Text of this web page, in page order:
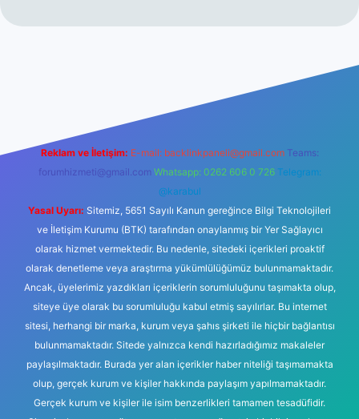
Reklam ve İletişim: E-mail: backlinkpaneli@gmail.com Teams:
forumhizmeti@gmail.com Whatsapp: 0262 606 0 726 Telegram:
@karabul
Yasal Uyarı: Sitemiz, 5651 Sayılı Kanun gereğince Bilgi Teknolojileri
ve İletişim Kurumu (BTK) tarafından onaylanmış bir Yer Sağlayıcı
olarak hizmet vermektedir. Bu nedenle, sitedeki içerikleri proaktif
olarak denetleme veya araştırma yükümlülüğümüz bulunmamaktadır.
Ancak, üyelerimiz yazdıkları içeriklerin sorumluluğunu taşımakta olup,
siteye üye olarak bu sorumluluğu kabul etmiş sayılırlar. Bu internet
sitesi, herhangi bir marka, kurum veya şahıs şirketi ile hiçbir bağlantısı
bulunmamaktadır. Sitede yalnızca kendi hazırladığımız makaleler
paylaşılmaktadır. Burada yer alan içerikler haber niteliği taşımamakta
olup, gerçek kurum ve kişiler hakkında paylaşım yapılmamaktadır.
Gerçek kurum ve kişiler ile isim benzerlikleri tamamen tesadüfidir.